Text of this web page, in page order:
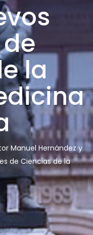
la
Manuel Hernández y
de Ciencias de la